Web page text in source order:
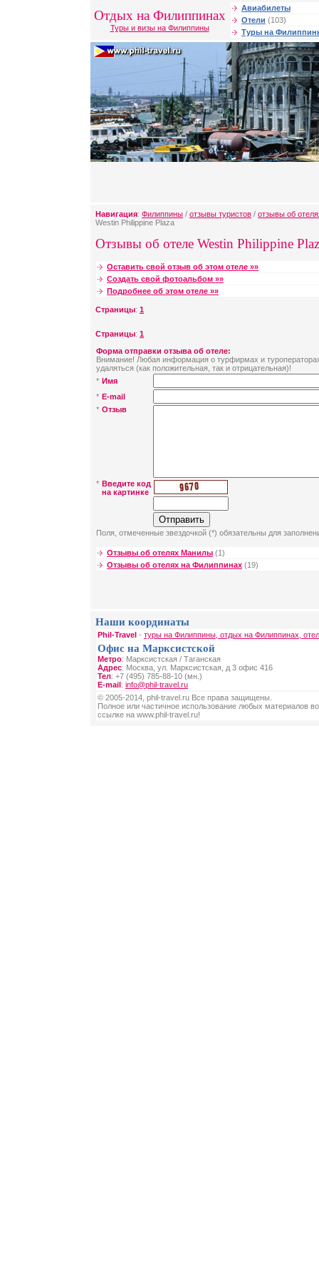
Отдых на Филиппинах
Туры и визы на Филиппины
Авиабилеты
Отели (103)
Туры на
Навигация: Филиппины / отзывы туристов / отзывы об
Westin Philippine Plaza
Отзывы об отеле Westin Philippine
Оставить свой отзыв об этом отеле »»
Создать свой фотоальбом »»
Подробнее об этом отеле »»
Страницы: 1
Страницы: 1
Форма отправки отзыва об отеле:
Внимание! Любая информация о турфирмах и
удаляться (как положительная, так и отрицательная)!
* Имя
* E-mail
* Отзыв
* Введите код
на картинке
Поля, отмеченные звездочкой (*) обязательны для
Отзывы об отелях Манилы (1)
Отзывы об отелях на Филиппинах (19)
Наши координаты
Phil-Travel - туры на Филиппины, отдых на Филиппинах,
Офис на Марксистской
Метро: Марксистская / Таганская
Адрес: Москва, ул. Марксистская, д 3 офис 416
Тел: +7 (495) 785-88-10 (мн.)
E-mail: info@phil-travel.ru
© 2005-2014, phil-travel.ru Все права защищены.
Полное или частичное использование любых материалов
ссылке на www.phil-travel.ru!